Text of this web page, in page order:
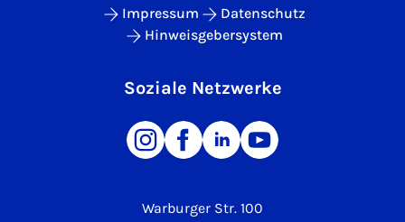
Warburger Str. 100
Impressum
Datenschutz
Hinweisgebersystem
Soziale Netzwerke